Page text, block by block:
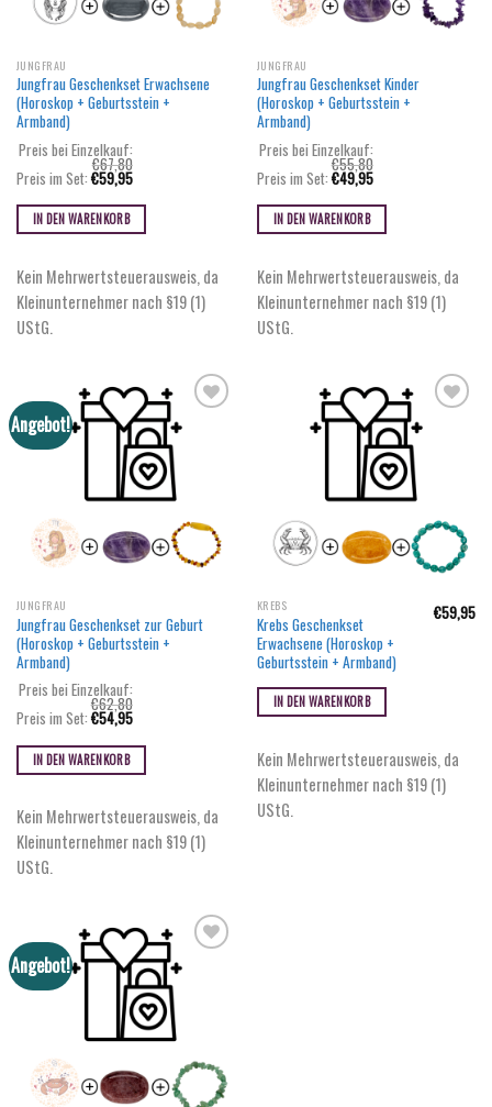
JUNGFRAU
Jungfrau Geschenkset Erwachsene
(Horoskop + Geburtsstein +
Armband)
Preis bei Einzelkauf:
€67,80
Ursprünglicher
Preis
war:
€67,80
Preis im Set:€59,95Aktueller
Preis
ist:
IN DEN WARENKORB
Kein Mehrwertsteuerausweis, da
Kleinunternehmer nach §19 (1)
UStG.
JUNGFRAU
Jungfrau Geschenkset Kinder
(Horoskop + Geburtsstein +
Armband)
Preis bei Einzelkauf:
€55,80
Ursprünglicher
Preis
war:
€55,80
Preis im Set:€49,95Aktueller
Preis
ist:
IN DEN WARENKORB
Kein Mehrwertsteuerausweis, da
Kleinunternehmer nach §19 (1)
UStG.
Angebot!
JUNGFRAU
Jungfrau Geschenkset zur Geburt
(Horoskop + Geburtsstein +
Armband)
Preis bei Einzelkauf:
€62,80
Ursprünglicher
Preis
war:
€62,80
Preis im Set:€54,95Aktueller
Preis
ist:
IN DEN WARENKORB
Kein Mehrwertsteuerausweis, da
Kleinunternehmer nach §19 (1)
UStG.
KREBS
Krebs Geschenkset
Erwachsene (Horoskop +
Geburtsstein + Armband)
€59,95
IN DEN WARENKORB
Kein Mehrwertsteuerausweis, da
Kleinunternehmer nach §19 (1)
UStG.
Angebot!